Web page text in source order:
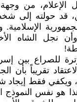
الإعلام، من
قد حولته
الإسلامية.
نجل الشاه
للصراع بين
تقريباً بأن
ويكفي فقط إيجاد
هو نفس النموذج